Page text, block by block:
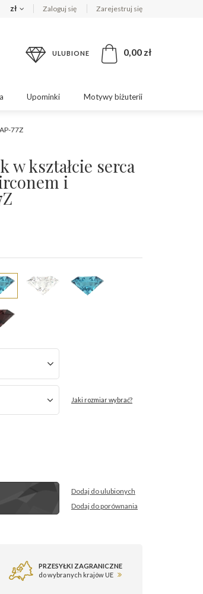
zł Zaloguj się Zarejestruj się
ULUBIONE 0,00 zł
Upominki Motywy biżuterii
77Z
w kształcie serca
i
Jaki rozmiar wybrać?
Dodaj do ulubionych
Dodaj do porównania
PRZESYŁKI ZAGRANICZNE
do wybranych krajów UE